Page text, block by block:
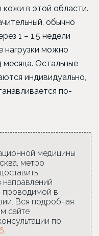
кожи в этой области.
обычно
1 – 1,5 недели
нагрузки можно
месяца. Остальные
индивидуально,
по-
медицины
метро
проводимой в
Вся подробная
сайте
по
.